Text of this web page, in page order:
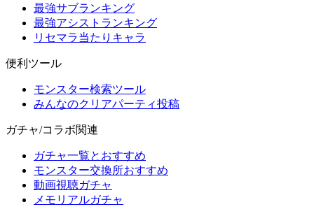
最強サブランキング
最強アシストランキング
リセマラ当たりキャラ
便利ツール
モンスター検索ツール
みんなのクリアパーティ投稿
ガチャ/コラボ関連
ガチャ一覧とおすすめ
モンスター交換所おすすめ
動画視聴ガチャ
メモリアルガチャ